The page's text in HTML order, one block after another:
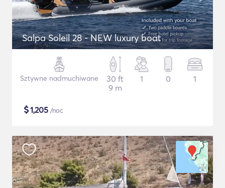
Salpa Soleil 28 - NEW luxury boat
Sztywne nadmuchiwane
30 ft
9 m
1 0 1
$1,205 /noc